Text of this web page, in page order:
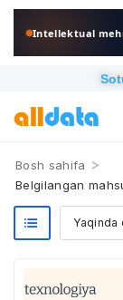
Intellektual
Bosh sahifa >
Belgilangan